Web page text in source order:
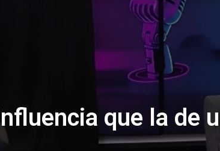
que la de